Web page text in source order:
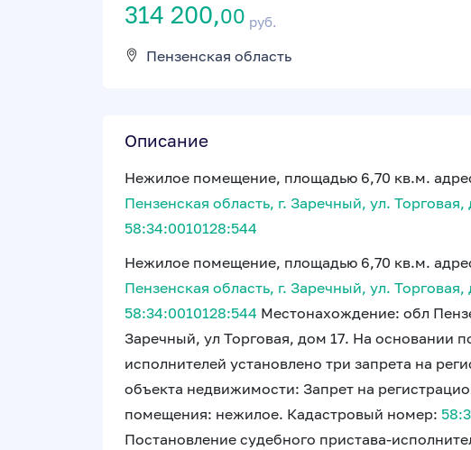
314 200,00 руб.
Пензенская область
Описание
Нежилое помещение, площадью 6,70 кв.м.
Пензенская область, г. Заречный, ул. Торговая,
58:34:0010128:544
Нежилое помещение, площадью 6,70 кв.м.
Пензенская область, г. Заречный, ул. Торговая,
58:34:0010128:544 Местонахождение: обл
Заречный, ул Торговая, дом 17. На основании
исполнителей установлено три запрета на
объекта недвижимости: Запрет на
помещения: нежилое. Кадастровый номер:
Постановление судебного пристава-